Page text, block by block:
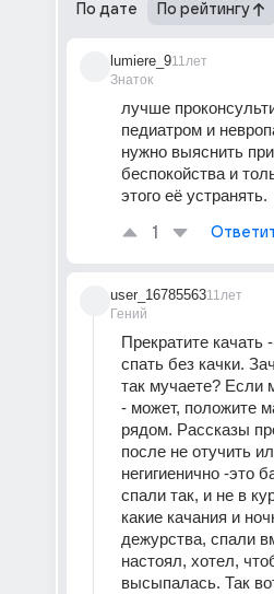
По дате По рейтингу
lumiere_9
Знаток
11лет
лучше
педиатром и
нужно выяснить
беспокойства и
этого её устранять.
1
user_16785563
Гений
11лет
Прекратите качать
спать без качки.
так мучаете? Если
- может, положите
рядом. Рассказы
после не отучить
негигиенично -это
спали так, и не в
какие качания и
дежурства, спали
настоял, хотел,
высыпалась. Так